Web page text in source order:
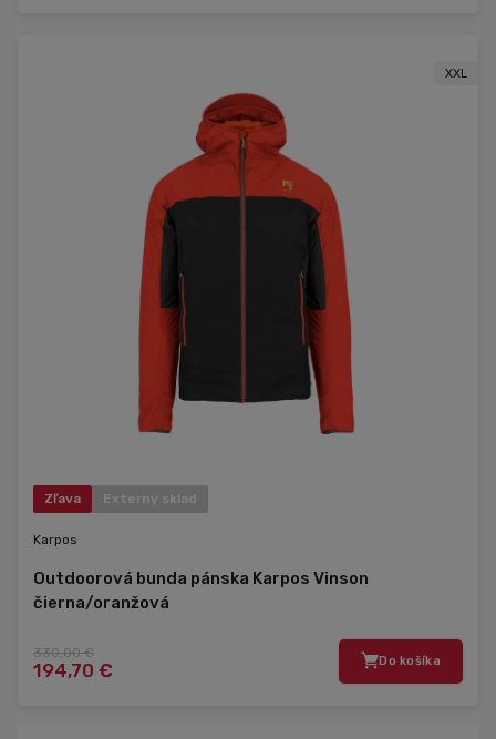
XXL
Zľava Externý sklad
Karpos
Outdoorová bunda pánska Karpos Vinson
čierna/oranžová
330,00 €
194,70 € Do košíka